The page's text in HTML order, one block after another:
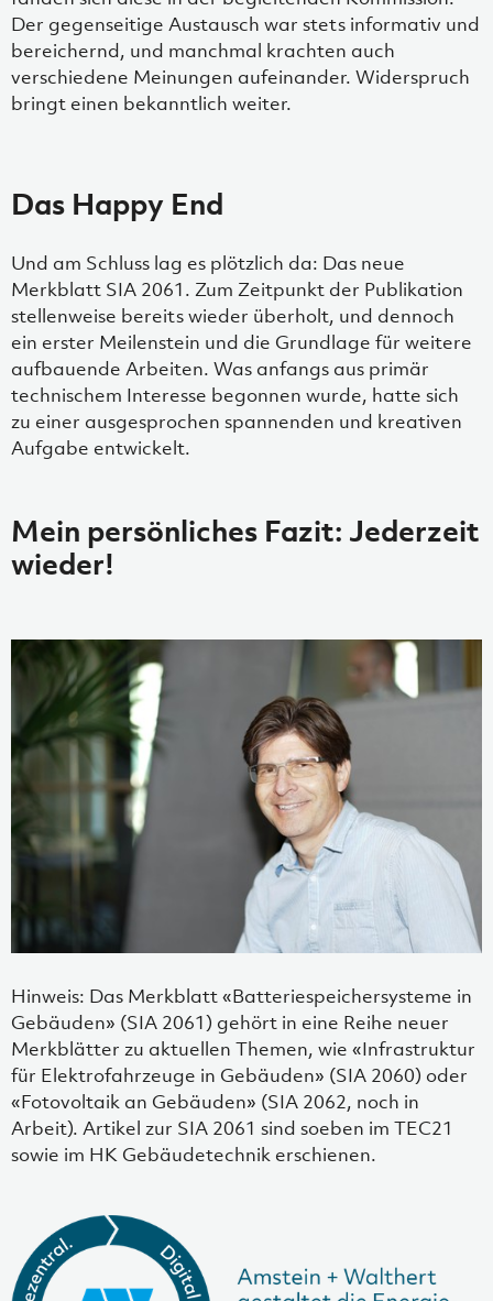
Der gegenseitige Austausch war stets informativ und
bereichernd, und manchmal krachten auch
verschiedene Meinungen aufeinander. Widerspruch
bringt einen bekanntlich weiter.
Das Happy End
Und am Schluss lag es plötzlich da: Das neue
Merkblatt SIA 2061. Zum Zeitpunkt der Publikation
stellenweise bereits wieder überholt, und dennoch
ein erster Meilenstein und die Grundlage für weitere
aufbauende Arbeiten. Was anfangs aus primär
technischem Interesse begonnen wurde, hatte sich
zu einer ausgesprochen spannenden und kreativen
Aufgabe entwickelt.
Mein persönliches Fazit: Jederzeit
wieder!
Hinweis: Das Merkblatt «Batteriespeichersysteme in
Gebäuden» (SIA 2061) gehört in eine Reihe neuer
Merkblätter zu aktuellen Themen, wie «Infrastruktur
für Elektrofahrzeuge in Gebäuden» (SIA 2060) oder
«Fotovoltaik an Gebäuden» (SIA 2062, noch in
Arbeit). Artikel zur SIA 2061 sind soeben im TEC21
sowie im HK Gebäudetechnik erschienen.